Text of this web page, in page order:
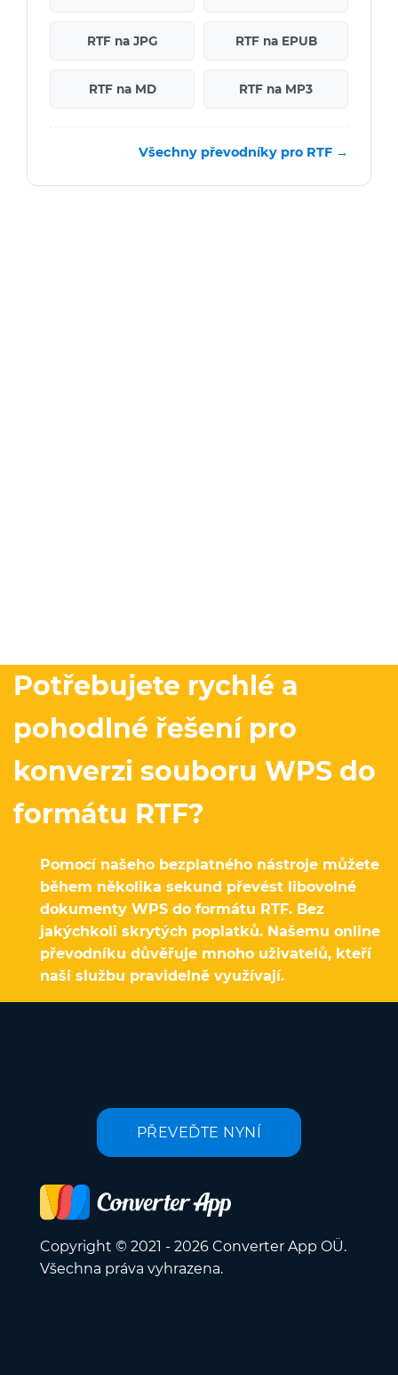
RTF na JPG RTF na EPUB
RTF na MD RTF na MP3
Všechny převodníky pro RTF →
Potřebujete rychlé a
pohodlné řešení pro
konverzi souboru WPS do
formátu RTF?
Pomocí našeho bezplatného nástroje můžete
během několika sekund převést libovolné
dokumenty WPS do formátu RTF. Bez
jakýchkoli skrytých poplatků. Našemu online
převodníku důvěřuje mnoho uživatelů, kteří
naši službu pravidelně využívají.
PŘEVEĎTE NYNÍ
Copyright © 2021 - 2026 Converter App OÜ.
Všechna práva vyhrazena.